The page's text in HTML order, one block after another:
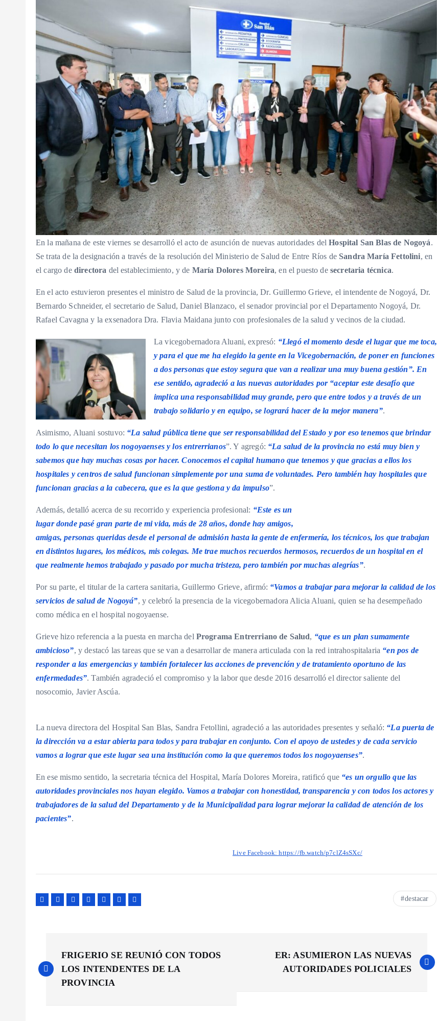
En la mañana de este viernes se desarrolló el acto de asunción de nuevas autoridades delHospital San Blas de Nogoyá.
Se trata de la designación a través de la resolución del Ministerio de Salud de Entre Ríos de Sandra María Fettolini, en
el cargo de directora del establecimiento, y de María Dolores Moreira, en el puesto de secretaria técnica.
En el acto estuvieron presentes el ministro de Salud de la provincia, Dr. Guillermo Grieve, el intendente de Nogoyá, Dr.
Bernardo Schneider, el secretario de Salud, Daniel Blanzaco, el senador provincial por el Departamento Nogoyá, Dr.
Rafael Cavagna y la exsenadora Dra. Flavia Maidana junto con profesionales de la salud y vecinos de la ciudad.
La vicegobernadora Aluani, expresó: “Llegó el momento desde el lugar que me toca,
y para el que me ha elegido la gente en la Vicegobernación, de poner en funciones
a dos personas que estoy segura que van a realizar una muy buena gestión”. En
ese sentido, agradeció a las nuevas autoridades por “aceptar este desafío que
implica una responsabilidad muy grande, pero que entre todos y a través de un
trabajo solidario y en equipo, se logrará hacer de la mejor manera”.
Asimismo, Aluani sostuvo: “La salud pública tiene que ser responsabilidad del Estado y por eso tenemos que brindar
todo lo que necesitan los nogoyaenses y los entrerrianos”. Y agregó: “La salud de la provincia no está muy bien y
sabemos que hay muchas cosas por hacer. Conocemos el capital humano que tenemos y que gracias a ellos los
hospitales y centros de salud funcionan simplemente por una suma de voluntades. Pero también hay hospitales que
funcionan gracias a la cabecera, que es la que gestiona y da impulso”.
Además, detalló acerca de su recorrido y experiencia profesional: “Este es un
lugar donde pasé gran parte de mi vida, más de 28 años, donde hay amigos,
amigas, personas queridas desde el personal de admisión hasta la gente de enfermería, los técnicos, los que trabajan
en distintos lugares, los médicos, mis colegas. Me trae muchos recuerdos hermosos, recuerdos de un hospital en el
que realmente hemos trabajado y pasado por mucha tristeza, pero también por muchas alegrías”.
Por su parte, el titular de la cartera sanitaria, Guillermo Grieve, afirmó: “Vamos a trabajar para mejorar la calidad de los
servicios de salud de Nogoyá”, y celebró la presencia de la vicegobernadora Alicia Aluani, quien se ha desempeñado
como médica en el hospital nogoyaense.
Grieve hizo referencia a la puesta en marcha del Programa Entrerriano de Salud, “que es un plan sumamente
ambicioso”, y destacó las tareas que se van a desarrollar de manera articulada con la red intrahospitalaria “en pos de
responder a las emergencias y también fortalecer las acciones de prevención y de tratamiento oportuno de las
enfermedades”. También agradeció el compromiso y la labor que desde 2016 desarrolló el director saliente del
nosocomio, Javier Ascúa.
La nueva directora del Hospital San Blas, Sandra Fetollini, agradeció a las autoridades presentes y señaló: “La puerta de
la dirección va a estar abierta para todos y para trabajar en conjunto. Con el apoyo de ustedes y de cada servicio
vamos a lograr que este lugar sea una institución como la que queremos todos los nogoyaenses”.
En ese mismo sentido, la secretaria técnica del Hospital, María Dolores Moreira, ratificó que“es un orgullo que las
autoridades provinciales nos hayan elegido. Vamos a trabajar con honestidad, transparencia y con todos los actores y
trabajadores de la salud del Departamento y de la Municipalidad para lograr mejorar la calidad de atención de los
pacientes”.
Live Facebook: https://fb.watch/p7clZ4sSXc/
destacar
a
FRIGERIO SE REUNIÓ CON TODOS
LOS INTENDENTES DE LA
PROVINCIA
ER: ASUMIERON LAS NUEVAS
AUTORIDADES POLICIALES